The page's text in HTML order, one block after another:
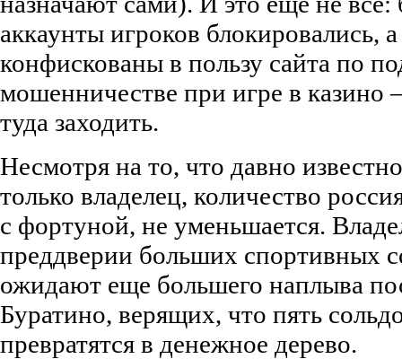
аккаунты игроков блокировались,
конфискованы в пользу сайта по
мошенничестве при игре в казино
туда заходить.
Несмотря на то, что давно
только владелец, количество
с фортуной, не уменьшается.
преддверии больших спортивных
ожидают еще большего наплыва
Буратино, верящих, что пять
превратятся в денежное дерево.